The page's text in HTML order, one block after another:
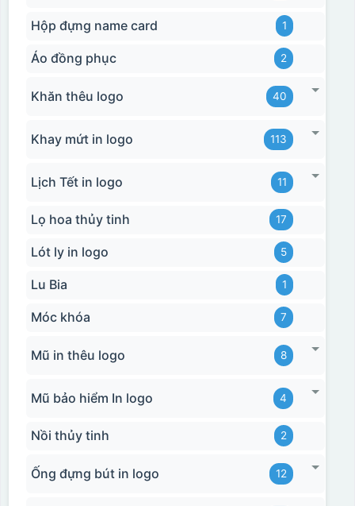
Hộp xi 2 cốc
Hộp xi biểu trưng
Hộp đựng name card 1
Áo đồng phục 2
Khăn thêu logo 40
Khay mứt in logo 113
Lịch Tết in logo 11
Lọ hoa thủy tinh 17
Lót ly in logo 5
Lu Bia 1
Móc khóa 7
Mũ in thêu logo 8
Mũ bảo hiểm In logo 4
Nồi thủy tinh 2
Ống đựng bút in logo 12